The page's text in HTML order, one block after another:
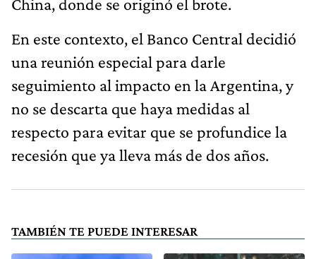
China, donde se originó el brote.
En este contexto, el Banco Central decidió
una reunión especial para darle
seguimiento al impacto en la Argentina, y
no se descarta que haya medidas al
respecto para evitar que se profundice la
recesión que ya lleva más de dos años.
TAMBIÉN TE PUEDE INTERESAR